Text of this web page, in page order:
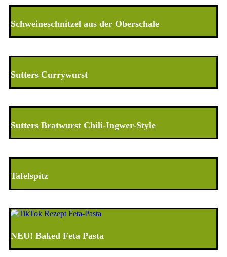
Schweineschnitzel aus der Oberschale
Sutters Currywurst
Sutters Bratwurst Chili-Ingwer-Style
Tafelspitz
NEU! Baked Feta Pasta